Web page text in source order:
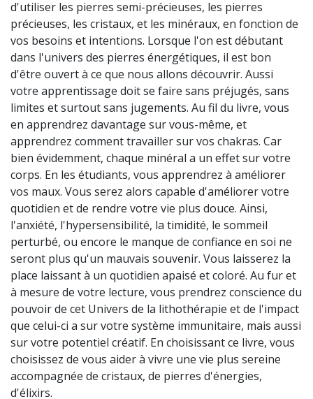
d'utiliser les pierres semi-précieuses, les pierres
précieuses, les cristaux, et les minéraux, en fonction de
vos besoins et intentions. Lorsque l'on est débutant
dans l'univers des pierres énergétiques, il est bon
d'être ouvert à ce que nous allons découvrir. Aussi
votre apprentissage doit se faire sans préjugés, sans
limites et surtout sans jugements. Au fil du livre, vous
en apprendrez davantage sur vous-même, et
apprendrez comment travailler sur vos chakras. Car
bien évidemment, chaque minéral a un effet sur votre
corps. En les étudiants, vous apprendrez à améliorer
vos maux. Vous serez alors capable d'améliorer votre
quotidien et de rendre votre vie plus douce. Ainsi,
l'anxiété, l'hypersensibilité, la timidité, le sommeil
perturbé, ou encore le manque de confiance en soi ne
seront plus qu'un mauvais souvenir. Vous laisserez la
place laissant à un quotidien apaisé et coloré. Au fur et
à mesure de votre lecture, vous prendrez conscience du
pouvoir de cet Univers de la lithothérapie et de l'impact
que celui-ci a sur votre système immunitaire, mais aussi
sur votre potentiel créatif. En choisissant ce livre, vous
choisissez de vous aider à vivre une vie plus sereine
accompagnée de cristaux, de pierres d'énergies,
d'élixirs.